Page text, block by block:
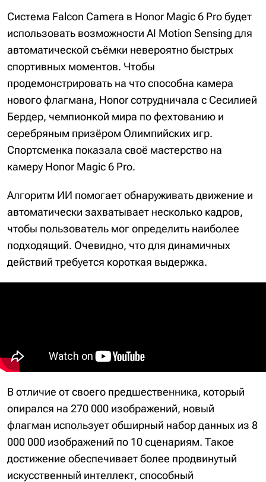
Система Falcon Camera в Honor Magic 6 Pro будет
использовать возможности AI Motion Sensing для
автоматической съёмки невероятно быстрых
спортивных моментов. Чтобы
продемонстрировать на что способна камера
нового флагмана, Honor сотрудничала с Сесилией
Бердер, чемпионкой мира по фехтованию и
серебряным призёром Олимпийских игр.
Спортсменка показала своё мастерство на
камеру Honor Magic 6 Pro.
Алгоритм ИИ помогает обнаруживать движение и
автоматически захватывает несколько кадров,
чтобы пользователь мог определить наиболее
подходящий. Очевидно, что для динамичных
действий требуется короткая выдержка.
В отличие от своего предшественника, который
опирался на 270 000 изображений, новый
флагман использует обширный набор данных из 8
000 000 изображений по 10 сценариям. Такое
достижение обеспечивает более продвинутый
искусственный интеллект, способный